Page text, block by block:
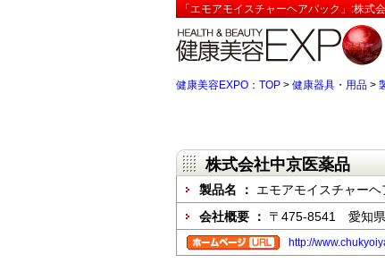
「エモアモイスチャーヘアパック」:株式
健康美容EXPO：TOP > 健康器具・用品 >
株式会社中京医薬品
製品名 ： エモアモイスチャーヘ
会社概要 ： 〒475-8541 愛知県
http://